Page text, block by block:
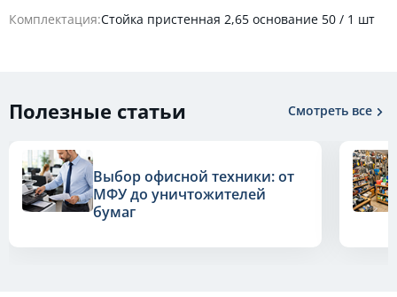
Комплектация:Стойка пристенная 2,65 основание 50 / 1 шт
Полезные статьи Смотреть все
Выбор офисной техники: от
МФУ до уничтожителей
бумаг